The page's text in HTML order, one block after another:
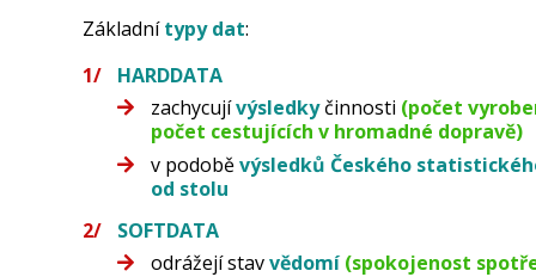
Základnítypy dat:
HARDDATA
zachycujívýsledkyčinnosti (počet
počet cestujících v hromadné dopravě)
v podoběvýsledků Českého
od stolu
SOFTDATA
odrážejí stavvědomí (spokojenost